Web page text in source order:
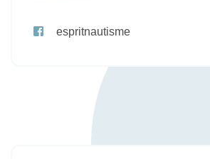
espritnautisme